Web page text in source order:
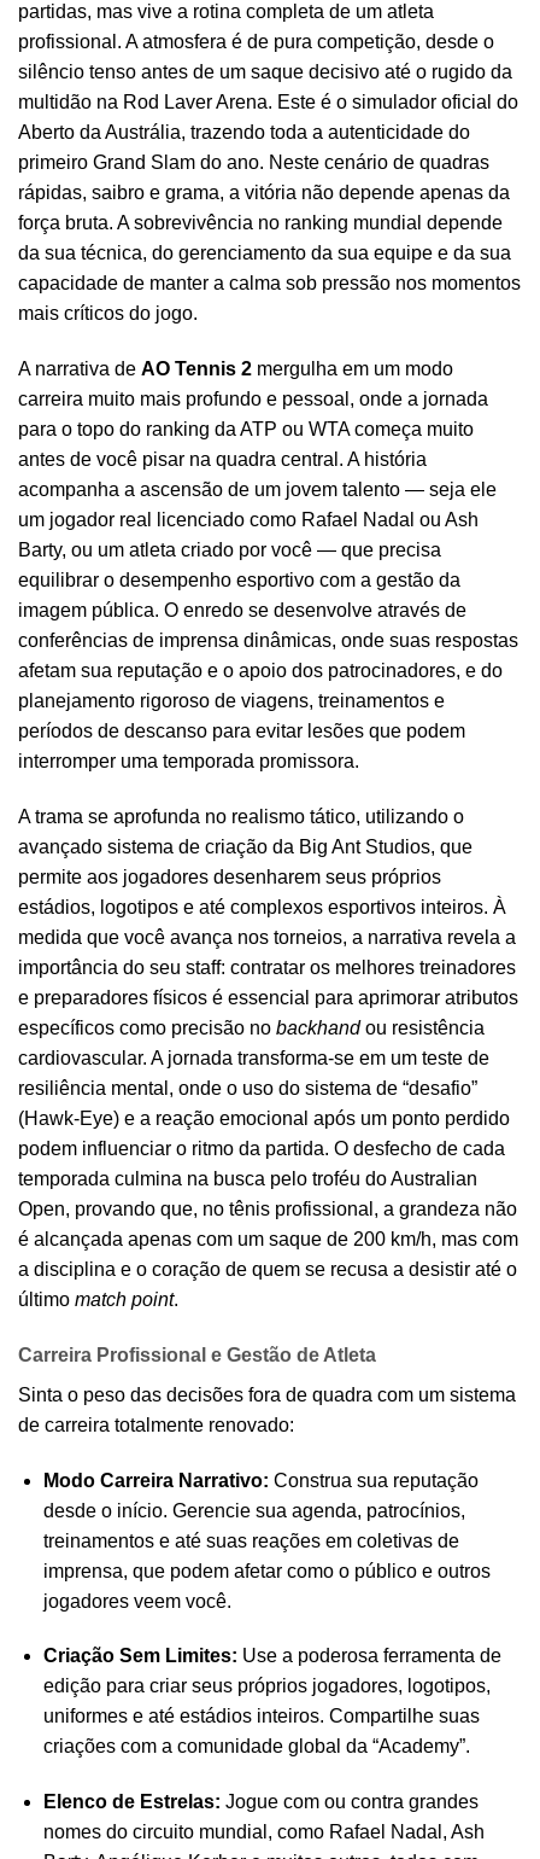
partidas, mas vive a rotina completa de um atleta
profissional. A atmosfera é de pura competição, desde o
silêncio tenso antes de um saque decisivo até o rugido da
multidão na Rod Laver Arena. Este é o simulador oficial do
Aberto da Austrália, trazendo toda a autenticidade do
primeiro Grand Slam do ano. Neste cenário de quadras
rápidas, saibro e grama, a vitória não depende apenas da
força bruta. A sobrevivência no ranking mundial depende
da sua técnica, do gerenciamento da sua equipe e da sua
capacidade de manter a calma sob pressão nos momentos
mais críticos do jogo.
A narrativa de AO Tennis 2 mergulha em um modo
carreira muito mais profundo e pessoal, onde a jornada
para o topo do ranking da ATP ou WTA começa muito
antes de você pisar na quadra central. A história
acompanha a ascensão de um jovem talento — seja ele
um jogador real licenciado como Rafael Nadal ou Ash
Barty, ou um atleta criado por você — que precisa
equilibrar o desempenho esportivo com a gestão da
imagem pública. O enredo se desenvolve através de
conferências de imprensa dinâmicas, onde suas respostas
afetam sua reputação e o apoio dos patrocinadores, e do
planejamento rigoroso de viagens, treinamentos e
períodos de descanso para evitar lesões que podem
interromper uma temporada promissora.
A trama se aprofunda no realismo tático, utilizando o
avançado sistema de criação da Big Ant Studios, que
permite aos jogadores desenharem seus próprios
estádios, logotipos e até complexos esportivos inteiros. À
medida que você avança nos torneios, a narrativa revela a
importância do seu staff: contratar os melhores treinadores
e preparadores físicos é essencial para aprimorar atributos
específicos como precisão no backhandou resistência
cardiovascular. A jornada transforma-se em um teste de
resiliência mental, onde o uso do sistema de “desafio”
(Hawk-Eye) e a reação emocional após um ponto perdido
podem influenciar o ritmo da partida. O desfecho de cada
temporada culmina na busca pelo troféu do Australian
Open, provando que, no tênis profissional, a grandeza não
é alcançada apenas com um saque de 200 km/h, mas com
a disciplina e o coração de quem se recusa a desistir até o
último match point.
Carreira Profissional e Gestão de Atleta
Sinta o peso das decisões fora de quadra com um sistema
de carreira totalmente renovado:
Modo Carreira Narrativo: Construa sua reputação
desde o início. Gerencie sua agenda, patrocínios,
treinamentos e até suas reações em coletivas de
imprensa, que podem afetar como o público e outros
jogadores veem você.
Criação Sem Limites: Use a poderosa ferramenta de
edição para criar seus próprios jogadores, logotipos,
uniformes e até estádios inteiros. Compartilhe suas
criações com a comunidade global da “Academy”.
Elenco de Estrelas: Jogue com ou contra grandes
nomes do circuito mundial, como Rafael Nadal, Ash